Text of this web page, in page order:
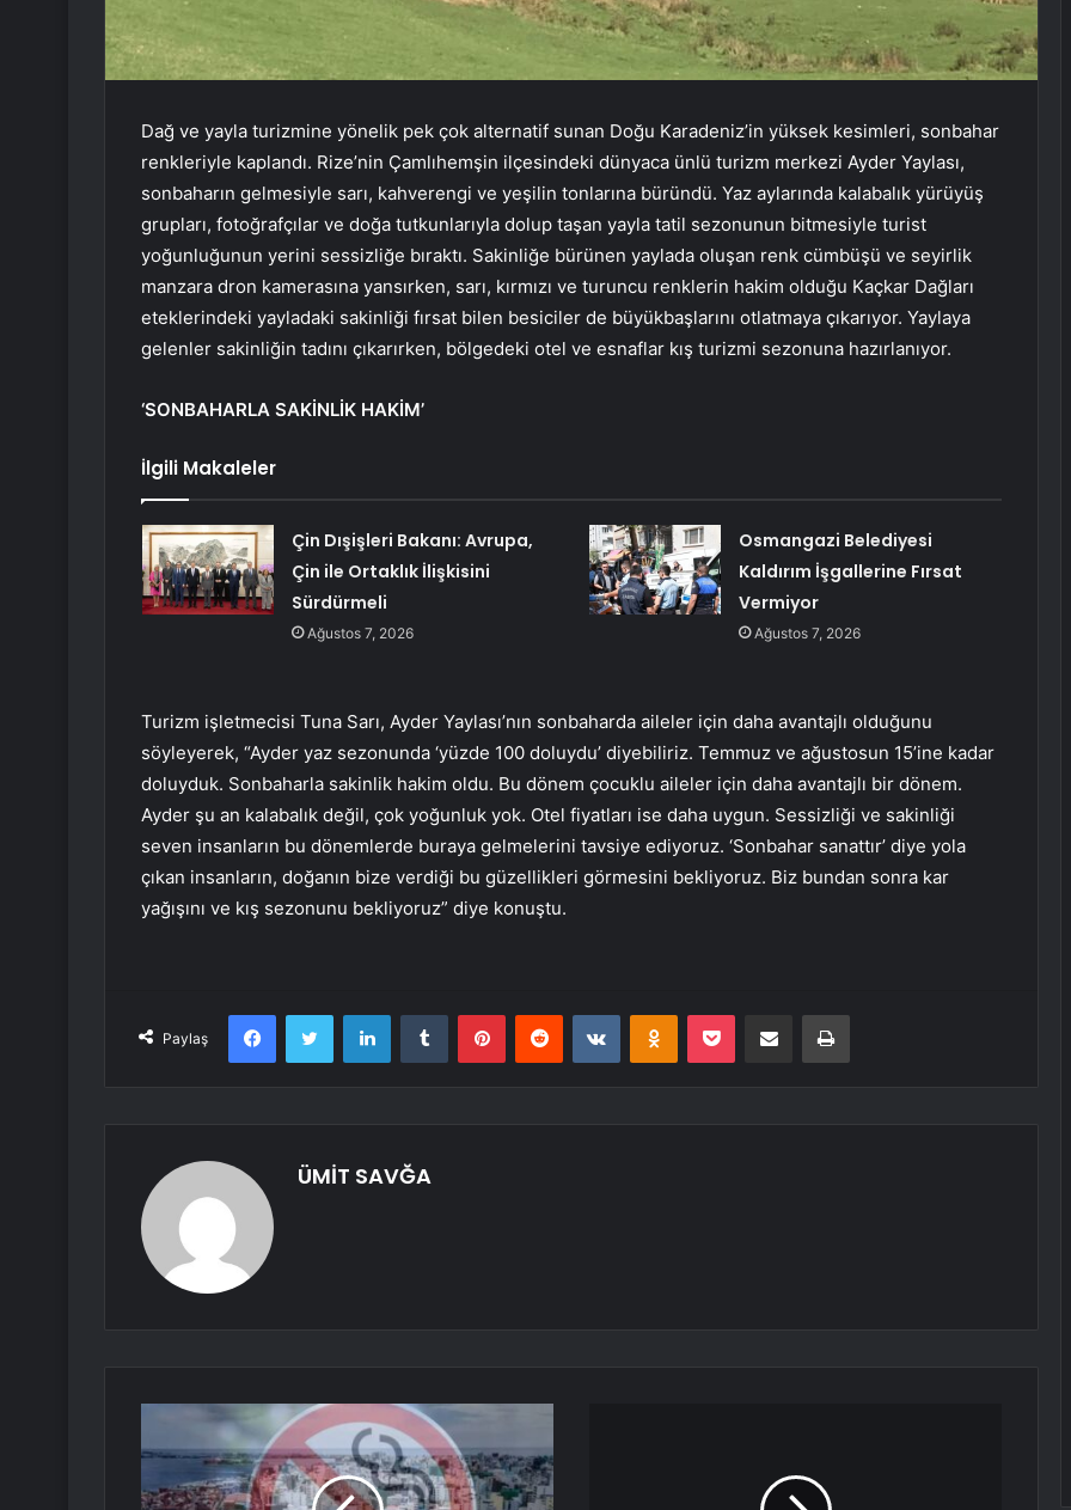
Dağ ve yayla turizmine yönelik pek çok alternatif sunan Doğu Karadeniz’in yüksek kesimleri, sonbahar
renkleriyle kaplandı. Rize’nin Çamlıhemşin ilçesindeki dünyaca ünlü turizm merkezi Ayder Yaylası,
sonbaharın gelmesiyle sarı, kahverengi ve yeşilin tonlarına büründü. Yaz aylarında kalabalık yürüyüş
grupları, fotoğrafçılar ve doğa tutkunlarıyla dolup taşan yayla tatil sezonunun bitmesiyle turist
yoğunluğunun yerini sessizliğe bıraktı. Sakinliğe bürünen yaylada oluşan renk cümbüşü ve seyirlik
manzara dron kamerasına yansırken, sarı, kırmızı ve turuncu renklerin hakim olduğu Kaçkar Dağları
eteklerindeki yayladaki sakinliği fırsat bilen besiciler de büyükbaşlarını otlatmaya çıkarıyor. Yaylaya
gelenler sakinliğin tadını çıkarırken, bölgedeki otel ve esnaflar kış turizmi sezonuna hazırlanıyor.
‘SONBAHARLA SAKİNLİK HAKİM’
İlgili Makaleler
Çin Dışişleri Bakanı: Avrupa,
Çin ile Ortaklık İlişkisini
Sürdürmeli
Ağustos 7, 2026
Osmangazi Belediyesi
Kaldırım İşgallerine Fırsat
Vermiyor
Ağustos 7, 2026
Turizm işletmecisi Tuna Sarı, Ayder Yaylası’nın sonbaharda aileler için daha avantajlı olduğunu
söyleyerek, “Ayder yaz sezonunda ‘yüzde 100 doluydu’ diyebiliriz. Temmuz ve ağustosun 15’ine kadar
doluyduk. Sonbaharla sakinlik hakim oldu. Bu dönem çocuklu aileler için daha avantajlı bir dönem.
Ayder şu an kalabalık değil, çok yoğunluk yok. Otel fiyatları ise daha uygun. Sessizliği ve sakinliği
seven insanların bu dönemlerde buraya gelmelerini tavsiye ediyoruz. ‘Sonbahar sanattır’ diye yola
çıkan insanların, doğanın bize verdiği bu güzellikleri görmesini bekliyoruz. Biz bundan sonra kar
yağışını ve kış sezonunu bekliyoruz” diye konuştu.
Paylaş
FacebookTwitter LinkedInTumblr PinterestReddit VKontakteOdnoklassniki
Pocket E-Posta ile paylaş Yazdır
ÜMİT SAVĞA